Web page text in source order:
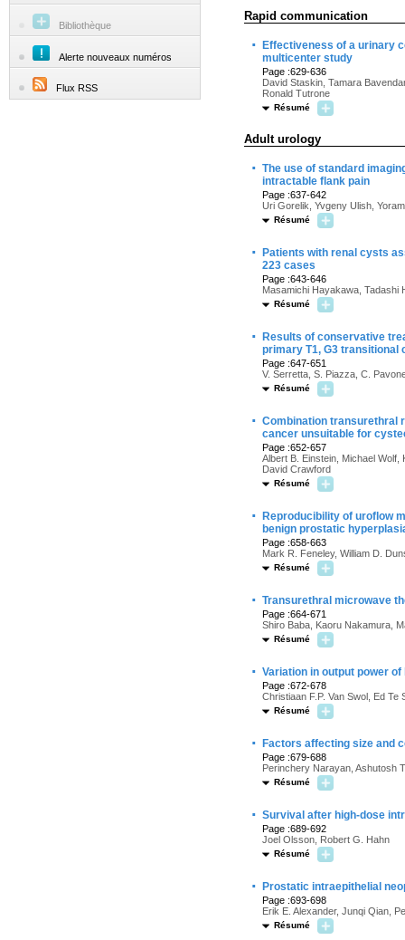
Bibliothèque
Alerte nouveaux numéros
Flux RSS
Rapid communication
·
Effectiveness of a urinary
multicenter study
Page :629-636
David Staskin, Tamara
Ronald Tutrone
Résumé
Adult urology
· The use of standard
intractable flank pain
Page :637-642
Uri Gorelik, Yvgeny Ulish,
Résumé
·
Patients with renal cysts
223 cases
Page :643-646
Masamichi Hayakawa, Tadashi
Résumé
·
Results of conservative
primary T1, G3 transitional
Page :647-651
V. Serretta, S. Piazza, C.
Résumé
· Combination transurethral
cancer unsuitable for
Page :652-657
Albert B. Einstein, Michael
David Crawford
Résumé
·
Reproducibility of uroflow
benign prostatic
Page :658-663
Mark R. Feneley, William D.
Résumé
· Transurethral microwave
Page :664-671
Shiro Baba, Kaoru Nakamura,
Résumé
· Variation in output power
Page :672-678
Christiaan F.P. Van Swol, Ed
Résumé
· Factors affecting size and
Page :679-688
Perinchery Narayan, Ashutosh
Résumé
· Survival after high-dose
Page :689-692
Joel Olsson, Robert G. Hahn
Résumé
· Prostatic intraepithelial
Page :693-698
Erik E. Alexander, Junqi Qian,
Résumé